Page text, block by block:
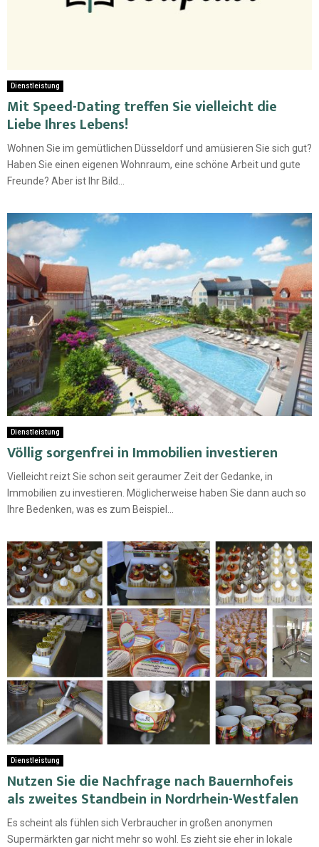
Dienstleistung
Mit Speed-Dating treffen Sie vielleicht die
Liebe Ihres Lebens!
Wohnen Sie im gemütlichen Düsseldorf und amüsieren Sie sich gut?
Haben Sie einen eigenen Wohnraum, eine schöne Arbeit und gute
Freunde? Aber ist Ihr Bild...
Dienstleistung
Völlig sorgenfrei in Immobilien investieren
Vielleicht reizt Sie schon seit geraumer Zeit der Gedanke, in
Immobilien zu investieren. Möglicherweise haben Sie dann auch so
Ihre Bedenken, was es zum Beispiel...
Dienstleistung
Nutzen Sie die Nachfrage nach Bauernhofeis
als zweites Standbein in Nordrhein-Westfalen
Es scheint als fühlen sich Verbraucher in großen anonymen
Supermärkten gar nicht mehr so wohl. Es zieht sie eher in lokale